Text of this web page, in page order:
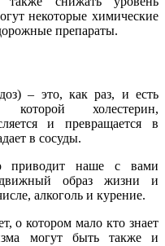
некоторые химические
препараты.
– это, как раз, и есть
холестерин,
и превращается в
в сосуды.
приводит наше с вами
образ жизни и
алкоголь и курение.
о котором мало кто знает
могут быть также и